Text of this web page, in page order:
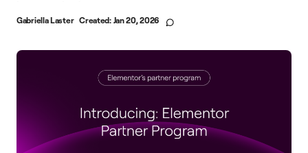
Gabriella Laster Created: Jan 20, 2026